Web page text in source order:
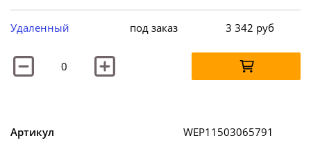
Удаленный под заказ 3 342 руб
Артикул WEP11503065791